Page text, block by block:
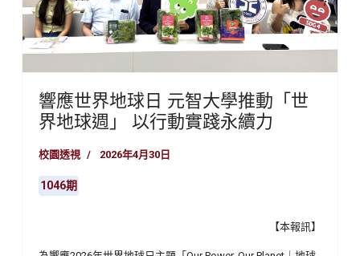
響應世界地球日 元智大學推動「世
界地球週」 以行動實踐永續力
校園透視 2026年4月30日
1046期
【本報訊】